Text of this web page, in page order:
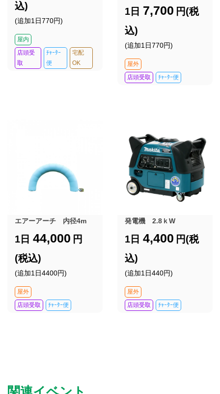
込)
(追加1日770円)
屋内
店頭受
取
ﾁｬｰﾀｰ
便
宅配
OK
1日 7,700 円(税
込)
(追加1日770円)
屋外
店頭受取
ﾁｬｰﾀｰ便
エアーアーチ 内径4m
1日 44,000 円
(税込)
(追加1日4400円)
屋外
店頭受取
ﾁｬｰﾀｰ便
発電機 2.8ｋW
1日 4,400 円(税
込)
(追加1日440円)
屋外
店頭受取
ﾁｬｰﾀｰ便